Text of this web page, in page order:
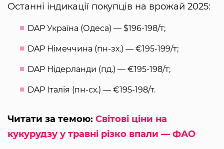
Останні індикації покупців на врожай 2025:
DAP Україна (Одеса) — $196-198/т;
DAP Німеччина (пн-зх.) — €195-199/т;
DAP Нідерланди (пд.) — €195-198/т;
DAP Італія (пн-сх.) — €195-198/т.
Читати за темою: Світові ціни на
кукурудзу у травні різко впали — ФАО